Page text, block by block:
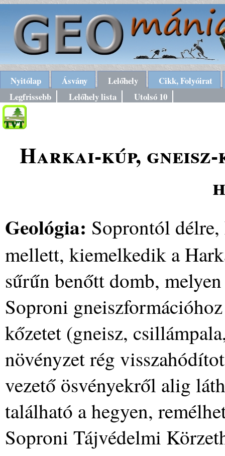
Nyitólap Ásvány Lelőhely
Cikk, Folyóirat
Legfrissebb
Lelőhely lista Utolsó 10
Harkai-kúp,
Geológia: Soprontól
mellett, kiemelkedik a
sűrűn benőtt domb,
Soproni
kőzetet (gneisz,
növényzet rég
vezető ösvényekről alig
található a hegyen,
Soproni Tájvédelmi